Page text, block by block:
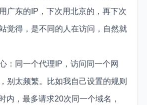
广东的IP，下次用北京的，再下次
觉得，是不同的人在访问，自然就
：同一个代理IP，访问同一个网
别太频繁。比如我自己设置的规则
内，最多请求20次同一个域名，